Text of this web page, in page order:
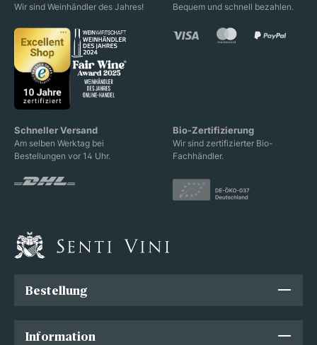
Wir sind Weinhändler des Jahres! Bequem und schnell bezahlen.
Schneller Versand
Am selben Werktag bei
Bestellungen vor 14 Uhr.
Bio-Zertifizierung
Wir sind zertifizierter Bio-
Fachhändler.
Bestellung
Information